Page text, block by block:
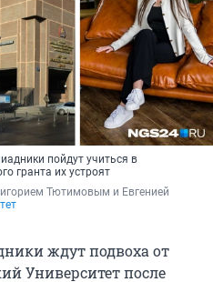
пойдут учиться в
гранта их устроят
Тютимовым и Евгенией
ждут подвоха от
Университет после